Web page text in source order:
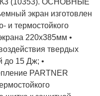
(10353). ОСНОВНЫЕ
экран изготовлен
и термостойкого
220x385мм •
твердых
до 15 Дж; •
PARTNER